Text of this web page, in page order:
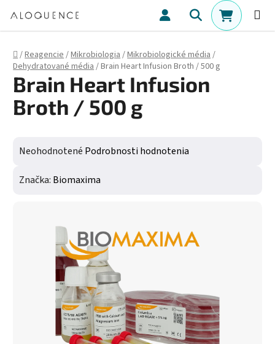
Hľadať
Domov
/Reagencie/Mikrobiologia/Mikrobiologické média/
Dehydratované média/Brain Heart Infusion Broth / 500 g
Brain Heart Infusion
Broth / 500 g
Priemerné hodnotenie produktu je 0,0 z 5 hviezdičiek.
Neohodnotené Podrobnosti hodnotenia
Značka: Biomaxima